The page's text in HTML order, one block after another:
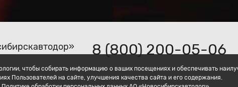
8 (800) 200-05-06
чтобы собирать информацию о ваших посещениях и обеспечивать
Пользователей на сайте, улучшения качества сайта и его содержания.